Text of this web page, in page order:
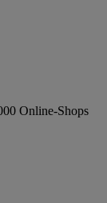
Online-Shops